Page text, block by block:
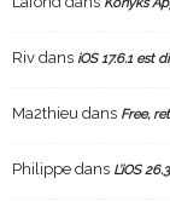
Konyks
Riv dans iOS 17.6.1 est
Ma2thieu dans Free,
Philippe dans L’iOS